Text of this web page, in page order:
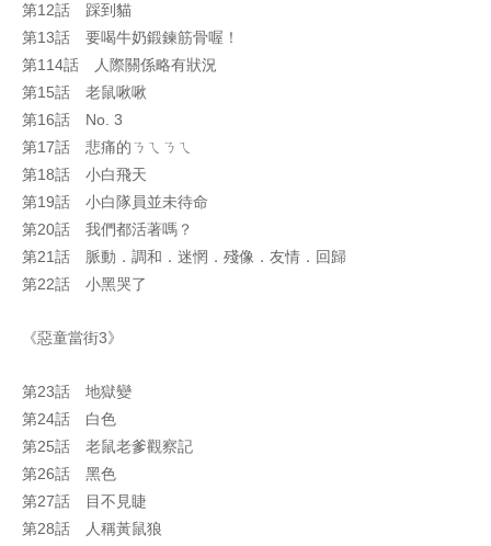
第12話 踩到貓
第13話 要喝牛奶鍛鍊筋骨喔！
第114話 人際關係略有狀況
第15話 老鼠啾啾
第16話 No. 3
第17話 悲痛的ㄋㄟㄋㄟ
第18話 小白飛天
第19話 小白隊員並未待命
第20話 我們都活著嗎？
第21話 脈動．調和．迷惘．殘像．友情．回歸
第22話 小黑哭了
《惡童當街3》
第23話 地獄變
第24話 白色
第25話 老鼠老爹觀察記
第26話 黑色
第27話 目不見睫
第28話 人稱黃鼠狼